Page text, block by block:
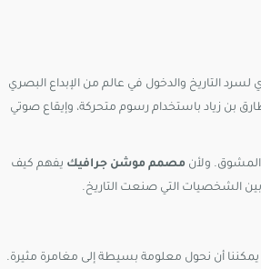
لسرد التاريخ والدخول في عالم من الإبداع البصري
بن زياد باستخدام رسوم متحركة، وإيقاع صوتي
ولأن مصمم موشن جرافيك يفهم كيف
الشخصيات التي صنعت التاريخ.
يمكننا أن نحول معلومة بسيطة إلى مغامرة مثيرة.